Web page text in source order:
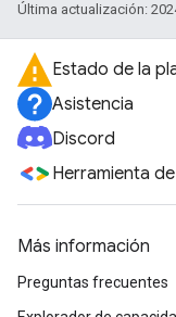
Última actualización:
Estado de la
Asistencia
Discord
Herramienta
Más información
Preguntas frecuentes